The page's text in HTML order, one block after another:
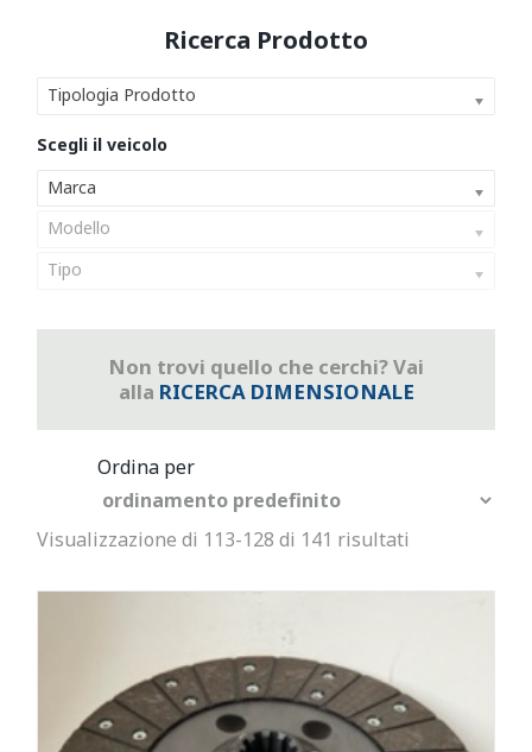
Tipologia Prodotto
Marca
Modello
Tipo
Non trovi quello che cerchi? Vai
alla RICERCA DIMENSIONALE
Visualizzazione di 113-128 di 141 risultati